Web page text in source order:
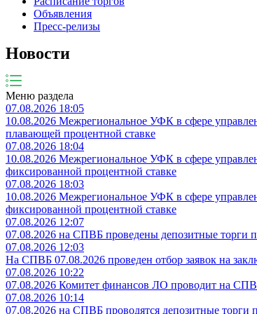
Объявления
Пресс-релизы
Новости
Меню раздела
07.08.2026 18:05
10.08.2026 Межрегиональное УФК в сфере
плавающей процентной ставке
07.08.2026 18:04
10.08.2026 Межрегиональное УФК в сфере
фиксированной процентной ставке
07.08.2026 18:03
10.08.2026 Межрегиональное УФК в сфере
фиксированной процентной ставке
07.08.2026 12:07
07.08.2026 на СПВБ проведены депозитные торги
07.08.2026 12:03
На СПВБ 07.08.2026 проведен отбор заявок на
07.08.2026 10:22
07.08.2026 Комитет финансов ЛО проводит на
07.08.2026 10:14
07.08.2026 на СПВБ проводятся депозитные